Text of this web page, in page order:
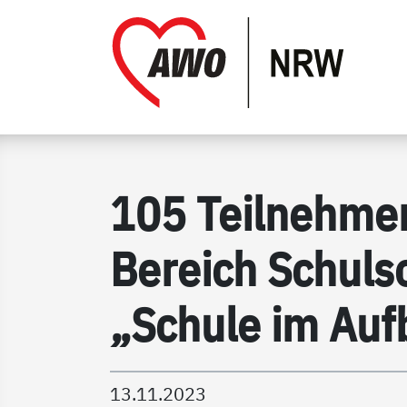
Gathmann Michaelis und
105
Bereich
„Schule im
13.11.2023